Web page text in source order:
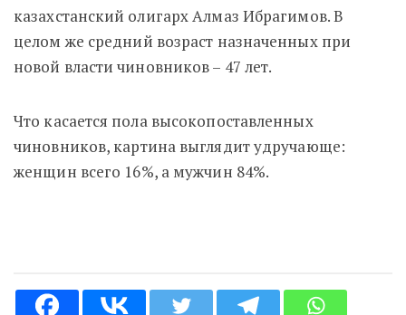
казахстанский олигарх Алмаз Ибрагимов. В
целом же средний возраст назначенных при
новой власти чиновников – 47 лет.
Что касается пола высокопоставленных
чиновников, картина выглядит удручающе:
женщин всего 16%, а мужчин 84%.